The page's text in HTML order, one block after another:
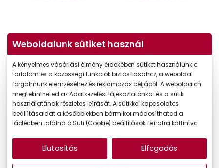
Ár: 54.990 Ft
Weboldalunk sütiket használ
A kényelmes vásárlási élmény érdekében sütiket használunk a
tartalom és a közösségi funkciók biztosításához, a weboldal
forgalmunk elemzéséhez és reklámozás céljából. A weboldalon
megtekintheted az Adatkezelési tájékoztatónkat és a sütik
használatának részletes leírását. A sütikkel kapcsolatos
beállításaidat a későbbiekben bármikor módosíthatod a
láblécben található Süti (Cookie) beállítások feliratra kattintva.
Elutasítás Elfogadás